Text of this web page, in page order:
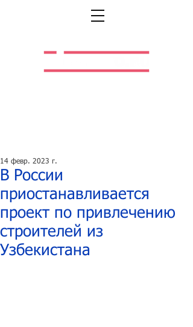
В России
приостанавливается
проект по привлечению
строителей из
Узбекистана
14 февр. 2023 г.